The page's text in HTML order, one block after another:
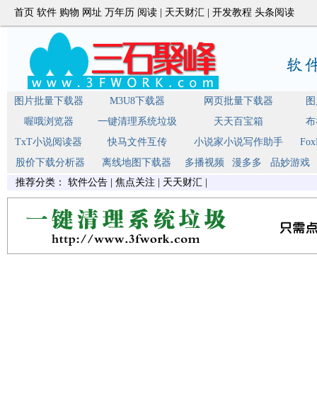
首页 软件 购物 网址 万年历 阅读 天天财汇 开发教程 头条阅读
图片批量下载器 M3U8下载器 网页批量下载器
喔哦浏览器
一键清理系统垃圾 天天百宝箱
TxT小说阅读器
快马文件互传 小说家小说写作助手
股价下载分析器
离线地图下载器 多播视频 漫多多
品妙游戏
推荐分类： 软件公告 焦点关注 天天财汇